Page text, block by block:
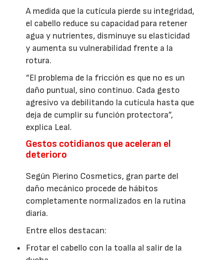
A medida que la cutícula pierde su integridad,
el cabello reduce su capacidad para retener
agua y nutrientes, disminuye su elasticidad
y aumenta su vulnerabilidad frente a la
rotura.
“El problema de la fricción es que no es un
daño puntual, sino continuo. Cada gesto
agresivo va debilitando la cutícula hasta que
deja de cumplir su función protectora”,
explica Leal.
Gestos cotidianos que aceleran el
deterioro
Según Pierino Cosmetics, gran parte del
daño mecánico procede de hábitos
completamente normalizados en la rutina
diaria.
Entre ellos destacan:
Frotar el cabello con la toalla al salir de la